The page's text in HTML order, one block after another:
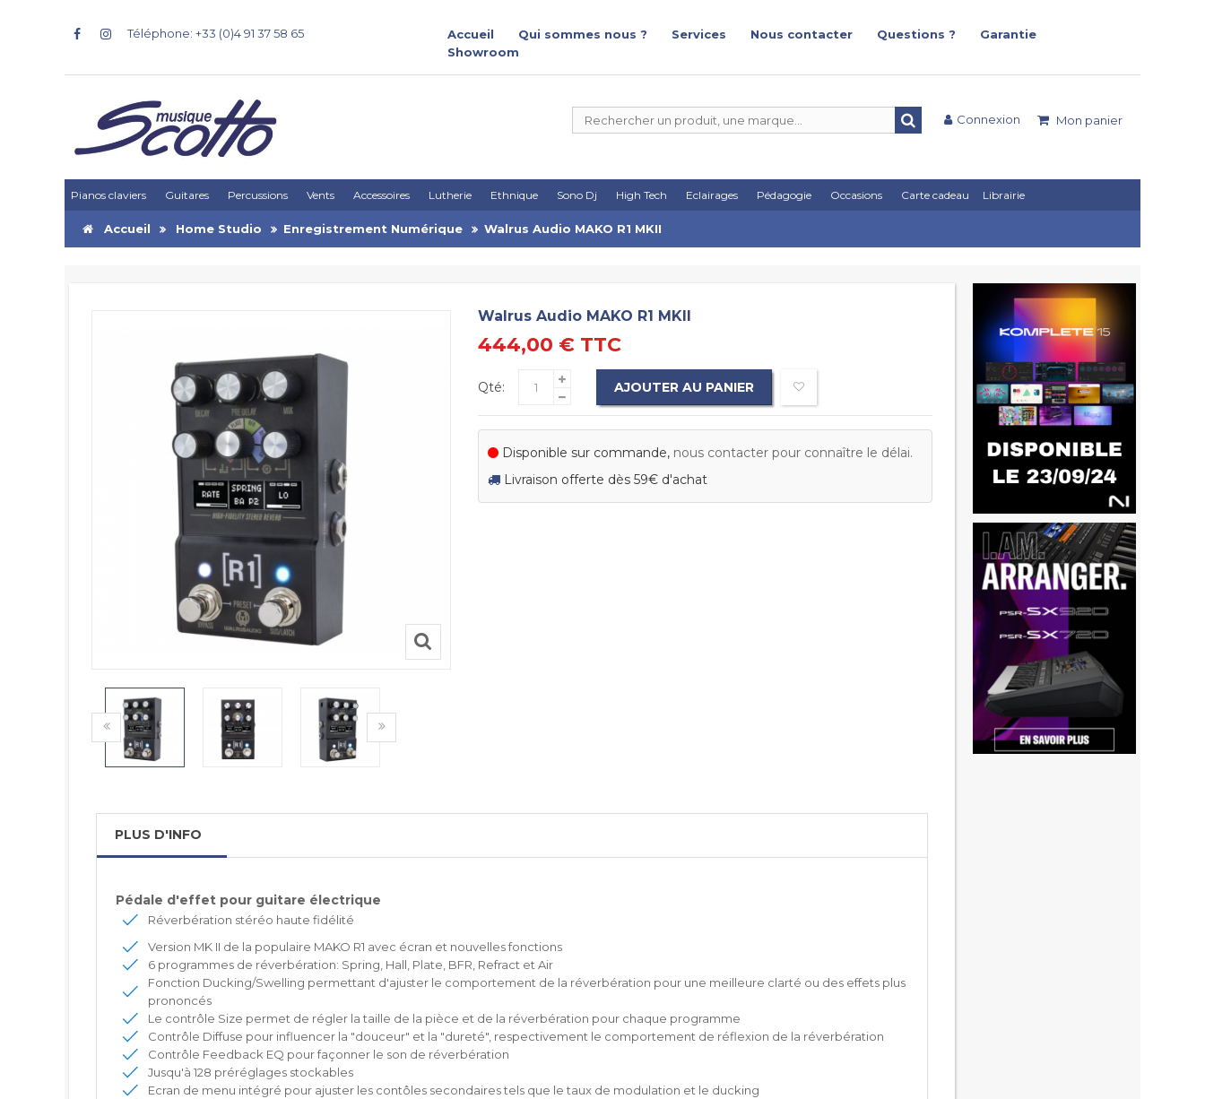
Téléphone: +33 (0)4 91 37 58 65 Accueil Qui sommes nous ? Services Nous contacter Questions ?
Garantie
Showroom
Mon panier
Connexion
Pianos claviers Guitares Percussions Vents Accessoires Lutherie Ethnique Sono Dj High Tech Eclairages Pédagogie Occasions Carte cadeau Librairie
Accueil Home Studio Enregistrement Numérique Walrus Audio MAKO R1 MKII
Walrus Audio MAKO R1 MKII
444,00 € TTC
Qté: AJOUTER AU PANIER
Disponible sur commande, nous contacter pour connaître le délai.
Livraison offerte dès 59€ d'achat
PLUS D'INFO
Pédale d'effet pour guitare électrique
Réverbération stéréo haute fidélité
Version MK II de la populaire MAKO R1 avec écran et nouvelles fonctions
6 programmes de réverbération: Spring, Hall, Plate, BFR, Refract et Air
Fonction Ducking/Swelling permettant d'ajuster le comportement de la réverbération pour une meilleure clarté ou des effets plus
prononcés
Le contrôle Size permet de régler la taille de la pièce et de la réverbération pour chaque programme
Contrôle Diffuse pour influencer la "douceur" et la "dureté", respectivement le comportement de réflexion de la réverbération
Contrôle Feedback EQ pour façonner le son de réverbération
Jusqu'à 128 préréglages stockables
Ecran de menu intégré pour ajuster les contôles secondaires tels que le taux de modulation et le ducking